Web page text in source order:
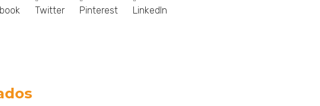
Twitter Pinterest LinkedIn